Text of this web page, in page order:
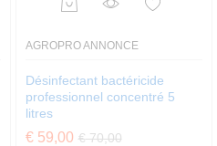
AGROPRO ANNONCE
Désinfectant bactéricide
professionnel concentré 5
litres
€59,00 €70,00